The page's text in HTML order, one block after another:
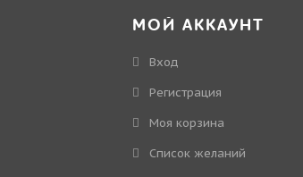
МОЙ АККАУНТ
Вход
Регистрация
Моя корзина
Cписок желаний